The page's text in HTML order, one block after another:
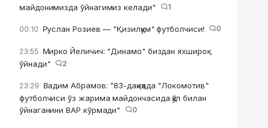
майдонимизда ўйнагимиз келади"
1
00:10 Руслан Розиев — "Қизилқум" футболчиси! 0
23:55 Мирко Йеличич: "Динамо" биздан яхшироқ
ўйнади"
2
23:29 Вадим Абрамов: "83-дақиқада "Локомотив"
футболчиси ўз жарима майдончасида қўл билан
ўйнаганини ВАР кўрмади"
0